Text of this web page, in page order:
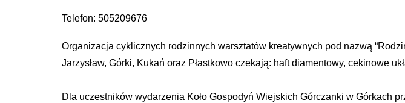
Telefon: 505209676
Organizacja cyklicznych rodzinnych warsztatów kreatywnych pod nazwą
Jarzysław, Górki, Kukań oraz Płastkowo czekają: haft diamentowy, cekinowe
Dla uczestników wydarzenia Koło Gospodyń Wiejskich Górczanki w Górkach